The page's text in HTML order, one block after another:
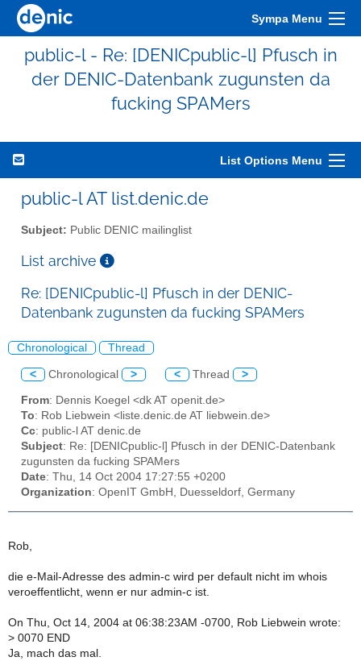
Sympa Menu
public-l - Re: [DENICpublic-l] Pfusch in
der DENIC-Datenbank zugunsten da
fucking SPAMers
List Options Menu
public-l AT list.denic.de
Subject: Public DENIC mailinglist
List archive
Re: [DENICpublic-l] Pfusch in der DENIC-
Datenbank zugunsten da fucking SPAMers
Chronological Thread
< Chronological > < Thread >
From: Dennis Koegel <dk AT openit.de>
To: Rob Liebwein <liste.denic.de AT liebwein.de>
Cc: public-l AT denic.de
Subject: Re: [DENICpublic-l] Pfusch in der DENIC-Datenbank
zugunsten da fucking SPAMers
Date: Thu, 14 Oct 2004 17:27:55 +0200
Organization: OpenIT GmbH, Duesseldorf, Germany
Rob,
die e-Mail-Adresse des admin-c wird per default nicht im whois
veroeffentlicht, wenn er nur admin-c ist.
On Thu, Oct 14, 2004 at 06:38:23AM -0700, Rob Liebwein wrote:
> 0070 END
Ja, mach das mal.